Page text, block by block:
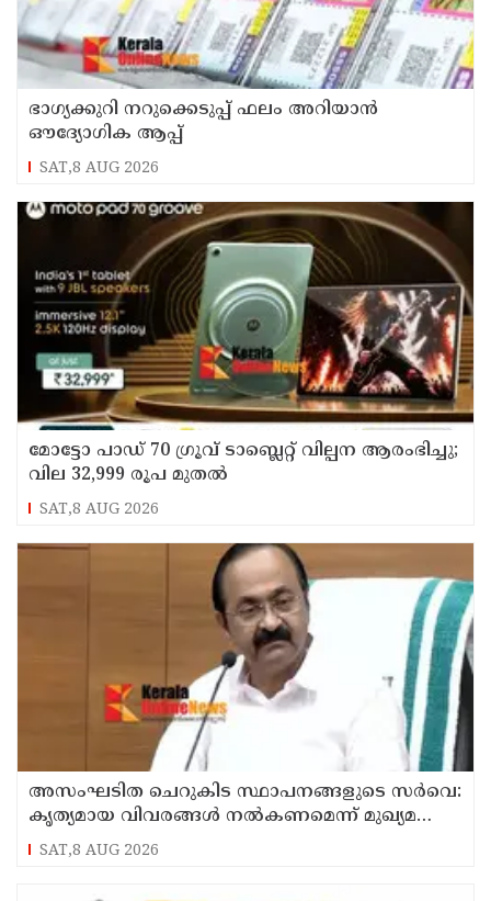
ഭാഗ്യക്കുറി നറുക്കെടുപ്പ് ഫലം അറിയാൻ
ഔദ്യോഗിക ആപ്പ്
SAT,8 AUG 2026
മോട്ടോ പാഡ് 70 ഗ്രൂവ് ടാബ്ലെറ്റ് വില്പന ആരംഭിച്ചു;
വില 32,999 രൂപ മുതൽ
SAT,8 AUG 2026
അസംഘടിത ചെറുകിട സ്ഥാപനങ്ങളുടെ സർവെ:
കൃത്യമായ വിവരങ്ങൾ നൽകണമെന്ന് മുഖ്യമന്ത്രി
വി ഡി സതീശൻ
SAT,8 AUG 2026